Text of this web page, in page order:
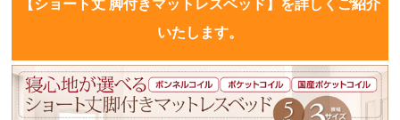
【ショート丈 脚付きマットレスベッド】を詳しくご紹介
いたします。